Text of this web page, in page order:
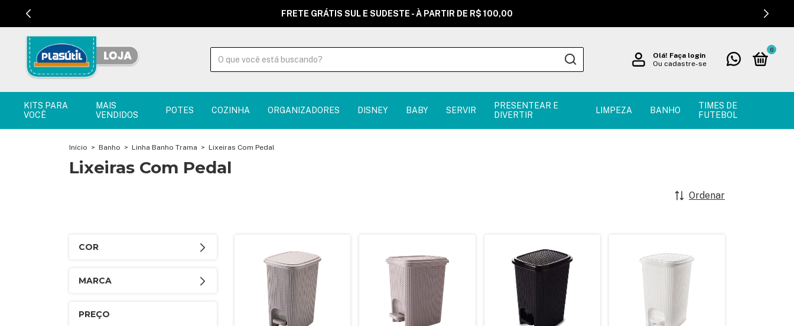
FRETE GRÁTIS SUL E SUDESTE - À PARTIR DE R$ 100,00
Olá! Faça login
Ou cadastre-se
0
KITS PARA
VOCÊ
MAIS
VENDIDOS
POTES COZINHA ORGANIZADORES DISNEY BABY SERVIR
PRESENTEAR E
DIVERTIR
LIMPEZA BANHO
TIMES DE
FUTEBOL
Início > Banho > Linha Banho Trama > Lixeiras Com Pedal
Lixeiras Com Pedal
Ordenar
COR
MARCA
PREÇO